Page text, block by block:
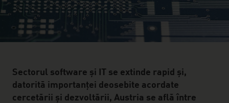
Sectorul software și IT se extinde rapid și,
datorită importanței deosebite acordate
cercetării și dezvoltării, Austria se află între